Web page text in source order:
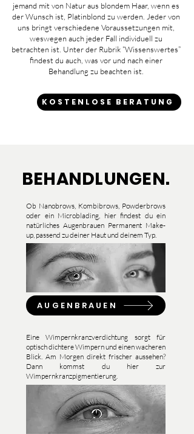
jemand mit von Natur aus blondem Haar, wenn es
der Wunsch ist, Platinblond zu werden. Jeder von
uns bringt verschiedene Voraussetzungen mit,
weswegen auch jeder Fall individuell zu
betrachten ist. Unter der Rubrik “Wissenswertes”
findest du auch, was vorund nacheiner
Behandlung zu beachten ist.
KOSTENLOSE BERATUNG
BEHANDLUNGEN.
Ob Nanobrows, Kombibrows, Powderbrows
oder ein Microblading, hier findest du ein
natürliches Augenbrauen Permanent Make-
up, passend zu deiner Haut und deinem Typ.
AUGENBRAUEN
Eine Wimpernkranzverdichtung sorgt für
optisch dichtere Wimpern und einen wacheren
Blick. Am Morgen direkt frischer aussehen?
Dann kommst du hier zur
Wimpernkranzpigmentierung.